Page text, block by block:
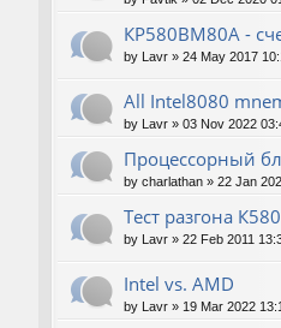
КР580ВМ80А -
by Lavr » 24 May 2017
All Intel8080
by Lavr » 03 Nov 2022
Процессорный
by charlathan » 22 Jan
Тест разгона
by Lavr » 22 Feb 2011
Intel vs. AMD
by Lavr » 19 Mar 2022